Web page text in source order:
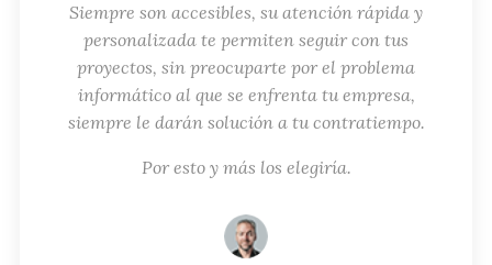
Siempre son accesibles, su atención rápida y
personalizada te permiten seguir con tus
proyectos, sin preocuparte por el problema
informático al que se enfrenta tu empresa,
siempre le darán solución a tu contratiempo.
Por esto y más los elegiría.